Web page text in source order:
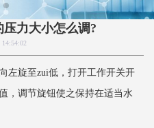
力大小怎么调?
14:54:02
旋至zui低，打开工作开关开
，调节旋钮使之保持在适当水